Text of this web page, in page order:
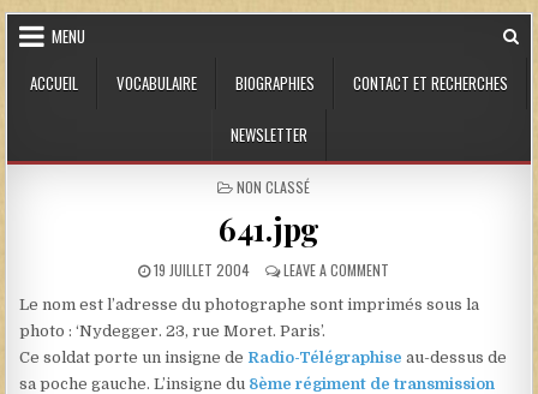
Skip to content
MENU
ACCUEIL
VOCABULAIRE BIOGRAPHIES CONTACT ET RECHERCHES
NEWSLETTER
POSTED IN
NON CLASSÉ
641.jpg
PUBLISHED DATE:
19 JUILLET 2004 LEAVE A COMMENTON 641.JPG
Le nom est l’adresse du photographe sont imprimés sous la
photo : ‘Nydegger. 23, rue Moret. Paris’.
Ce soldat porte un insigne de Radio-Télégraphise au-dessus de
sa poche gauche. L’insigne du 8ème régiment de transmission